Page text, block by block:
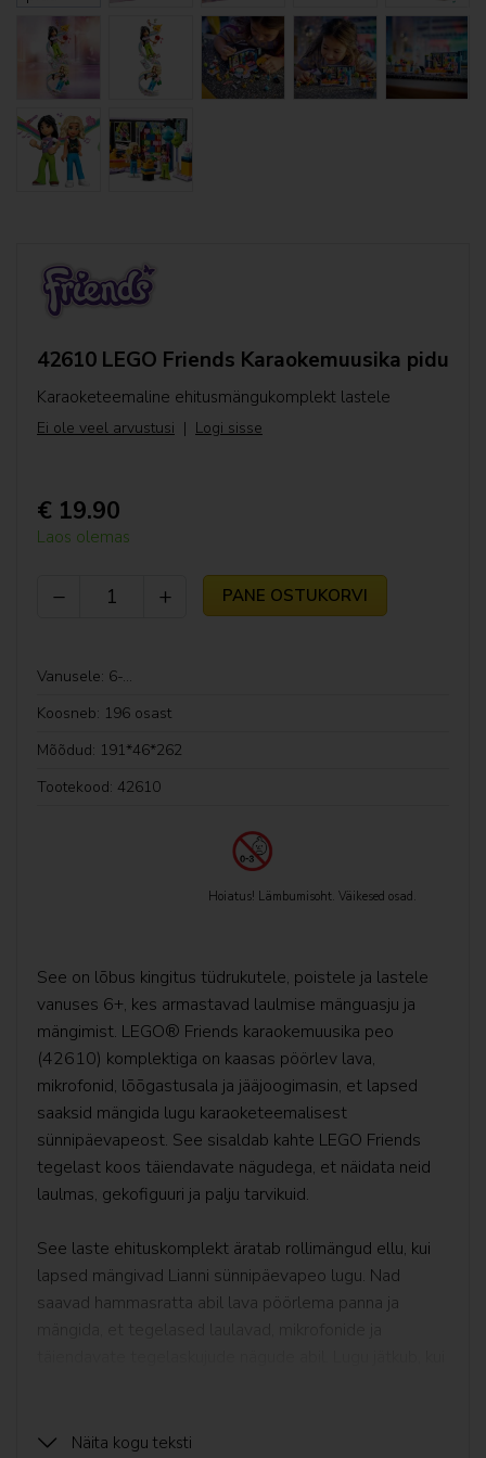
42610 LEGO Friends Karaokemuusika pidu
Karaoketeemaline ehitusmängukomplekt lastele
Ei ole veel arvustusi | Logi sisse
€ 19.90
Laos olemas
  PANE OSTUKORVI
Vanusele: 6-...
Koosneb: 196 osast
Mõõdud: 191*46*262
Tootekood: 42610
Hoiatus! Lämbumisoht. Väikesed osad.
See on lõbus kingitus tüdrukutele, poistele ja lastele
vanuses 6+, kes armastavad laulmise mänguasju ja
mängimist. LEGO® Friends karaokemuusika peo
(42610) komplektiga on kaasas pöörlev lava,
mikrofonid, lõõgastusala ja jääjoogimasin, et lapsed
saaksid mängida lugu karaoketeemalisest
sünnipäevapeost. See sisaldab kahte LEGO Friends
tegelast koos täiendavate nägudega, et näidata neid
laulmas, gekofiguuri ja palju tarvikuid.
See laste ehituskomplekt äratab rollimängud ellu, kui
lapsed mängivad Lianni sünnipäevapeo lugu. Nad
saavad hammasratta abil lava pöörlema panna ja
mille lapsed saavad loovmängu kaasata.
 Näita kogu teksti
Animal Crossing
Botaanikakollektsioon
Avatar
LEGO Bluey
Classic
Creator
Disney™
DOTS™
DUPLO
Friends
LEGO® Fortnite®
Jurassic World™
LEGO® KPop Demon Hunters™
LEGO Lord of the Rings
LEGO Minecraft™
Minifiguurid
Ninjago
LEGO® Shrek